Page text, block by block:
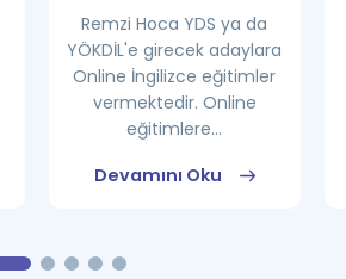
Remzi Hoca YDS ya da
YÖKDİL'e girecek adaylara
Online İngilizce eğitimler
vermektedir. Online
eğitimlere...
Devamını Oku